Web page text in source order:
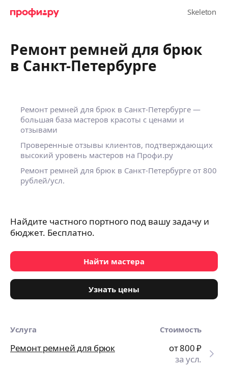
Ремонт ремней для брюк
в Санкт-Петербурге
Ремонт ремней для брюк в Санкт-Петербурге —
большая база мастеров красоты с ценами и
отзывами
Проверенные отзывы клиентов, подтверждающих
высокий уровень мастеров на Профи.ру
Ремонт ремней для брюк в Санкт-Петербурге от 800
рублей/усл.
Найдите частного портного под вашу задачу и
бюджет. Бесплатно.
Найти мастера
Узнать цены
Услуга Стоимость
Ремонт ремней для брюк от 800₽
за усл.